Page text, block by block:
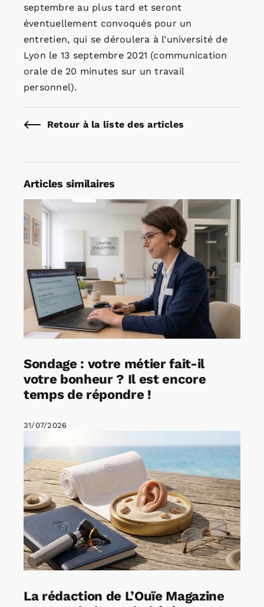
septembre au plus tard et seront
éventuellement convoqués pour un
entretien, qui se déroulera à l’université de
Lyon le 13 septembre 2021 (communication
orale de 20 minutes sur un travail
personnel).
Retour à la liste des articles
Articles similaires
Sondage : votre métier fait-il
votre bonheur ? Il est encore
temps de répondre !
31/07/2026
La rédaction de L’Ouïe Magazine